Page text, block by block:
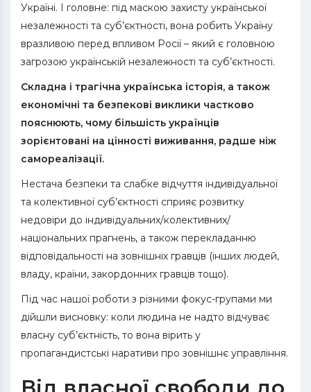
Україні. І головне: під маскою захисту української
незалежності та суб’єктності, вона робить Україну
вразливою перед впливом Росії – який є головною
загрозою українській незалежності та суб’єктності.
Складна і трагічна українська історія, а також
економічні та безпекові виклики частково
пояснюють, чому більшість українців
зорієнтовані на цінності виживання, радше ніж
самореалізації.
Нестача безпеки та слабке відчуття індивідуальної
та колективної суб’єктності сприяє розвитку
недовіри до індивідуальних/колективних/
національних прагнень, а також перекладанню
відповідальності на зовнішніх гравців (інших людей,
владу, країни, закордонних гравців тощо).
Під час нашої роботи з різними фокус-групами ми
дійшли висновку: коли людина не надто відчуває
власну суб’єктність, то вона вірить у
пропагандистські наративи про зовнішнє управління.